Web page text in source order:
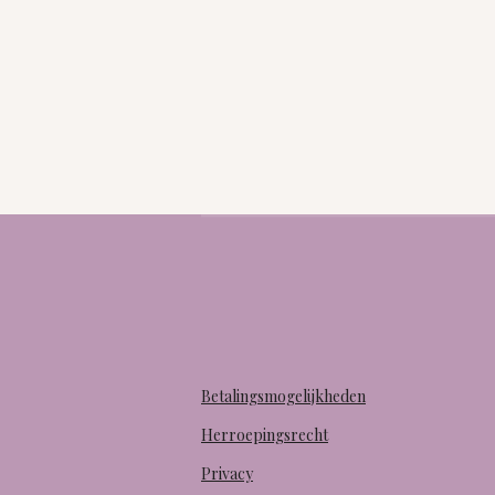
Betalingsmogelijkheden
Herroepingsrecht
Privacy